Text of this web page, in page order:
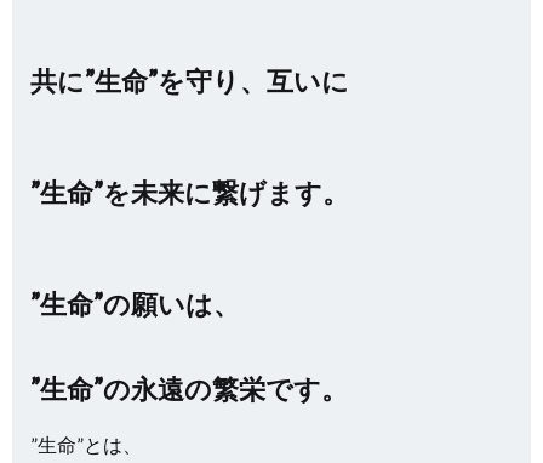
共に”生命”を守り、互いに
”生命”を未来に繋げます。
”生命”の願いは、
”生命”の永遠の繁栄です。
”生命”とは、